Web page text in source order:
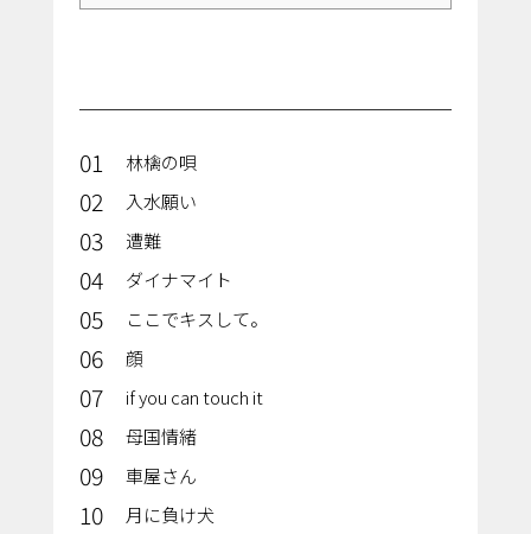
01 林檎の唄
02 入水願い
03 遭難
04 ダイナマイト
05 ここでキスして。
06 顔
07 if you can touch it
08 母国情緒
09 車屋さん
10 月に負け犬